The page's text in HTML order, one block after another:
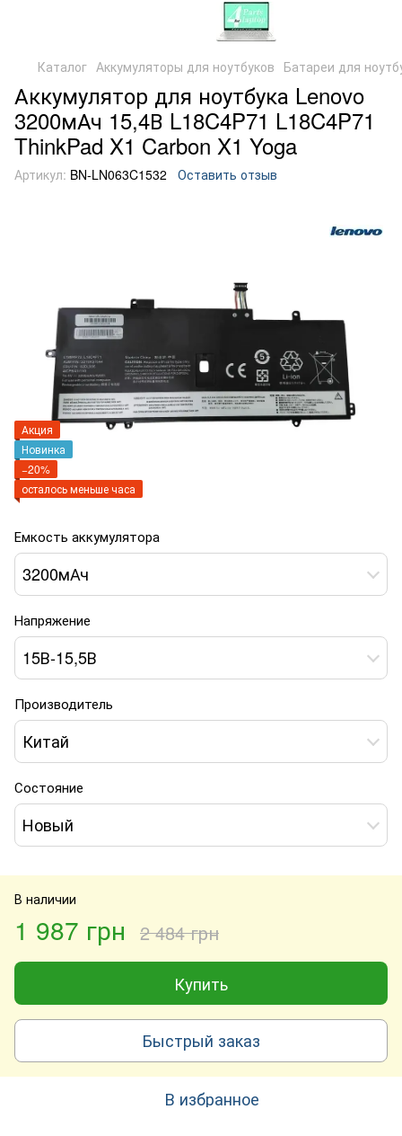
Каталог Аккумуляторы для ноутбуков Батареи для
Аккумулятор для ноутбука Lenovo
3200мАч 15,4В L18C4P71 L18C4P71
ThinkPad X1 Carbon X1 Yoga
Артикул: BN-LN063C1532 Оставить отзыв
Акция
Новинка
−20%
осталось меньше часа
Емкость аккумулятора
3200мАч
Напряжение
15В-15,5В
Производитель
Китай
Состояние
Новый
В наличии
1 987 грн 2 484 грн
Купить
Быстрый заказ
В избранное